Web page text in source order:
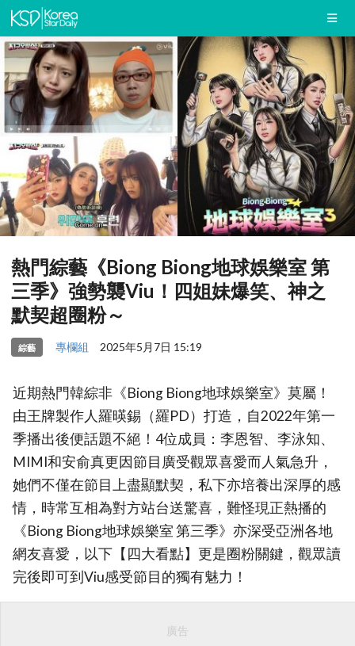
熱門綜藝《Biong Biong地球娛樂室 第
三季》強勢襲Viu！四姐妹爆笑、神之
默契超圈粉～
綜藝 專欄組 2025年5月7日 15:19
近期熱門韓綜非《Biong Biong地球娛樂室》莫屬！
由王牌製作人羅暎錫（羅PD）打造，自2022年第一
季播出後便話題不絕！4位成員：李恩智、李泳知、
MIMI和安俞真更因節目廣受觀眾喜愛而人氣急升，
她們不僅在節目上盡顯默契，私下亦培養出深厚的感
情，時常互相為對方站台送驚喜，難怪現正熱播的
《Biong Biong地球娛樂室 第三季》亦深受亞洲各地
網友喜愛，以下【四大看點】更是圈粉關鍵，觀眾讀
完後即可到Viu感受節目的獨有魅力！
廣告